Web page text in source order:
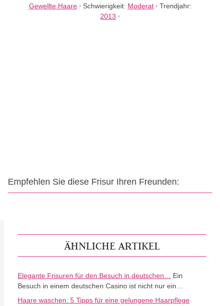
Gewellte Haare⋅ Schwierigkeit: Moderat⋅ Trendjahr:
2013 ⋅
Empfehlen Sie diese Frisur Ihren Freunden:
ÄHNLICHE ARTIKEL
Elegante Frisuren für den Besuch in deutschen…
Ein
Besuch in einem deutschen Casino ist nicht nur ein…
Haare waschen: 5 Tipps für eine gelungene Haarpflege